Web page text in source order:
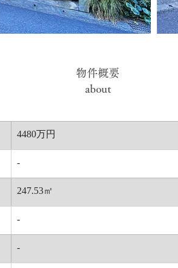
物件概要
about
4480万円
-
247.53㎡
-
-